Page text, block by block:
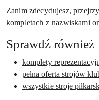
Zanim zdecydujesz,
kompletach z nazwiskami
Sprawdź również
komplety
pełna oferta strojów
wszystkie stroje